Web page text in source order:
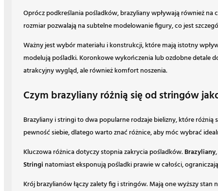
Oprócz podkreślania pośladków, brazyliany wpływają również na
rozmiar pozwalają na subtelne modelowanie figury, co jest
Ważny jest wybór materiału i konstrukcji, które mają istotny
modelują pośladki. Koronkowe wykończenia lub ozdobne detale
atrakcyjny wygląd, ale również komfort noszenia.
Czym brazyliany różnią się od stringów
Brazyliany i stringi to dwa popularne rodzaje bielizny, które
pewność siebie, dlatego warto znać różnice, aby móc wybrać
Kluczowa różnica dotyczy stopnia zakrycia pośladków.Brazyliany
Stringi natomiast eksponują pośladki prawie w całości,
Krój brazylianów łączy zalety fig i stringów. Mają one wyższy